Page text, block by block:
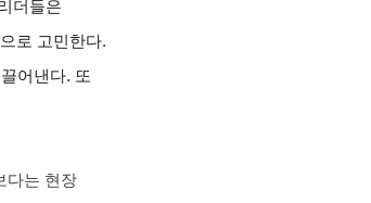
더들은
로 고민한다.
어낸다. 또
다는 현장